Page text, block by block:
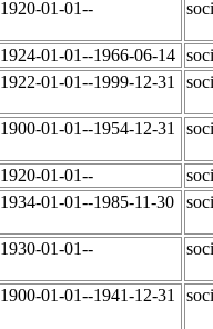
1920-01-01--
1924-01-01--1966-06-14
1922-01-01--1999-12-31
1900-01-01--1954-12-31
1920-01-01--
1934-01-01--1985-11-30
1930-01-01--
1900-01-01--1941-12-31